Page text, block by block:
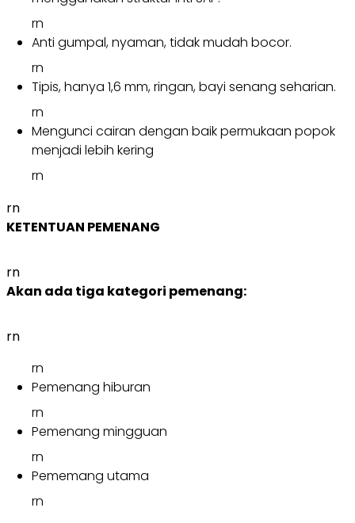
rn
Anti gumpal, nyaman, tidak mudah bocor.
rn
Tipis, hanya 1,6 mm, ringan, bayi senang seharian.
rn
Mengunci cairan dengan baik permukaan popok
menjadi lebih kering
rn
rn
KETENTUAN PEMENANG
rn
Akan ada tiga kategori pemenang:
rn
rn
Pemenang hiburan
rn
Pemenang mingguan
rn
Pememang utama
rn